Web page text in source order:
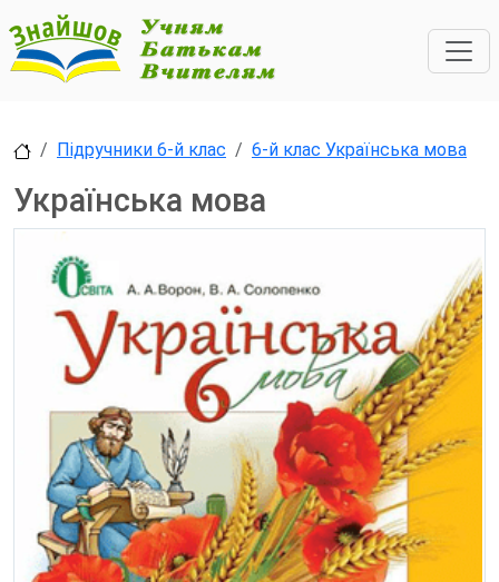
Підручники 6-й клас 6-й клас Українська мова
Українська мова